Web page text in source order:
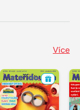
Více